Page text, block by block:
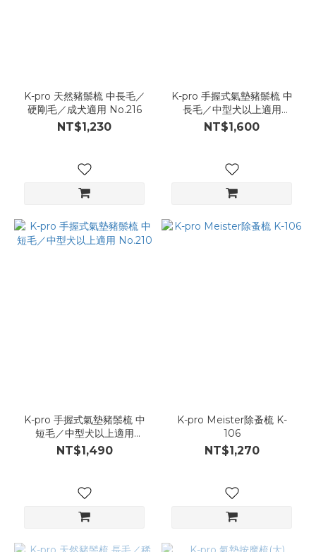
K-pro 天然豬鬃梳 中長毛／
硬剛毛／成犬適用 No.216
NT$1,230
K-pro 手握式氣墊豬鬃梳 中
長毛／中型犬以上適用
No.211
NT$1,600
K-pro 手握式氣墊豬鬃梳 中
短毛／中型犬以上適用
No.210
NT$1,490
K-pro Meister除蚤梳 K-
106
NT$1,270